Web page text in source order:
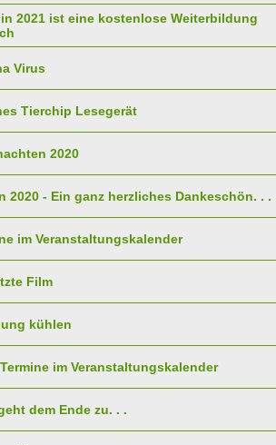
2021 ist eine kostenlose Weiterbildung
Virus
Tierchip Lesegerät
2020
2020 - Ein ganz herzliches Dankeschön. . .
im Veranstaltungskalender
Film
kühlen
im Veranstaltungskalender
dem Ende zu. . .